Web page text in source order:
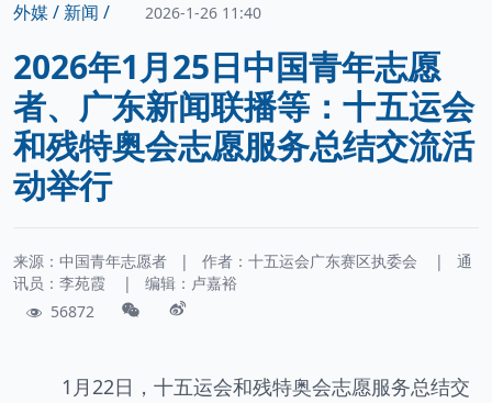
外媒 / 新闻 / 2026-1-26 11:40
2026年1月25日中国青年志愿
者、广东新闻联播等：十五运会
和残特奥会志愿服务总结交流活
动举行
来源：中国青年志愿者 | 作者： 十五运会广东赛区执委会 |
通
讯员： 李苑霞 |
编辑：卢嘉裕
56872
1月22日，十五运会和残特奥会志愿服务总结交